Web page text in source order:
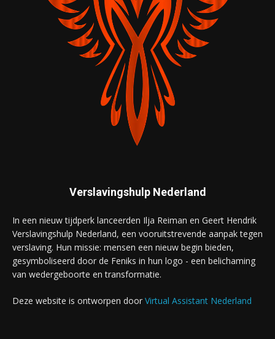
Verslavingshulp Nederland
In een nieuw tijdperk lanceerden Ilja Reiman en Geert Hendrik
Verslavingshulp Nederland, een vooruitstrevende aanpak tegen
verslaving. Hun missie: mensen een nieuw begin bieden,
gesymboliseerd door de Feniks in hun logo - een belichaming
van wedergeboorte en transformatie.
Deze website is ontworpen door Virtual Assistant Nederland